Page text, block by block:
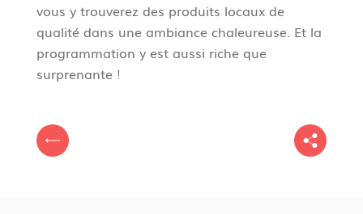
vous y trouverez des produits locaux de
qualité dans une ambiance chaleureuse. Et la
programmation y est aussi riche que
surprenante !
V
o
P